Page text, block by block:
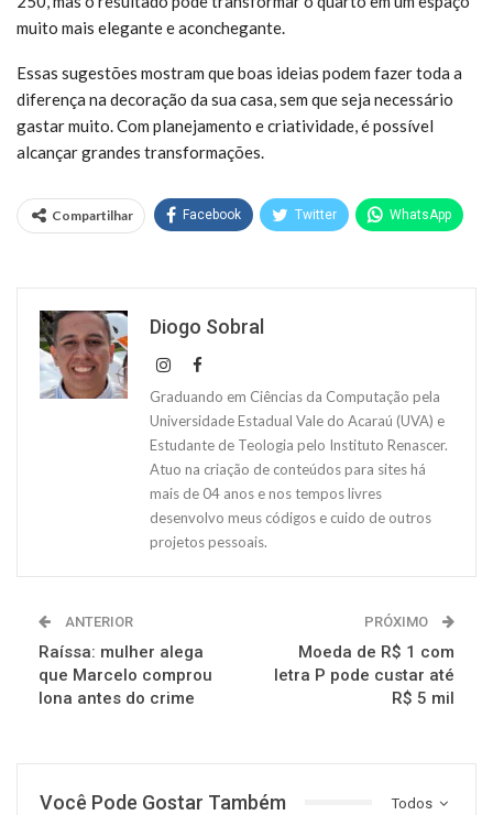
muito mais elegante e aconchegante.
Essas sugestões mostram que boas ideias podem fazer toda a
diferença na decoração da sua casa, sem que seja necessário
gastar muito. Com planejamento e criatividade, é possível
alcançar grandes transformações.
Compartilhar Facebook Twitter WhatsApp
Diogo Sobral
Graduando em Ciências da Computação pela
Universidade Estadual Vale do Acaraú (UVA) e
Estudante de Teologia pelo Instituto Renascer.
Atuo na criação de conteúdos para sites há
mais de 04 anos e nos tempos livres
desenvolvo meus códigos e cuido de outros
projetos pessoais.
ANTERIOR
Raíssa: mulher alega
que Marcelo comprou
lona antes do crime
PRÓXIMO
Moeda de R$ 1 com
letra P pode custar até
R$ 5 mil
Todos
Você Pode Gostar Também